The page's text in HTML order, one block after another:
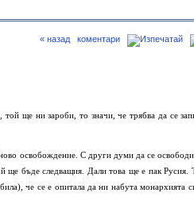
« назад коментари
той ще ни зароби, то значи, че трябва да се
освобождение. С други думи да се
ще бъде следващия. Дали това ще е пак Русия.
че се е опитала да ни набута монархията